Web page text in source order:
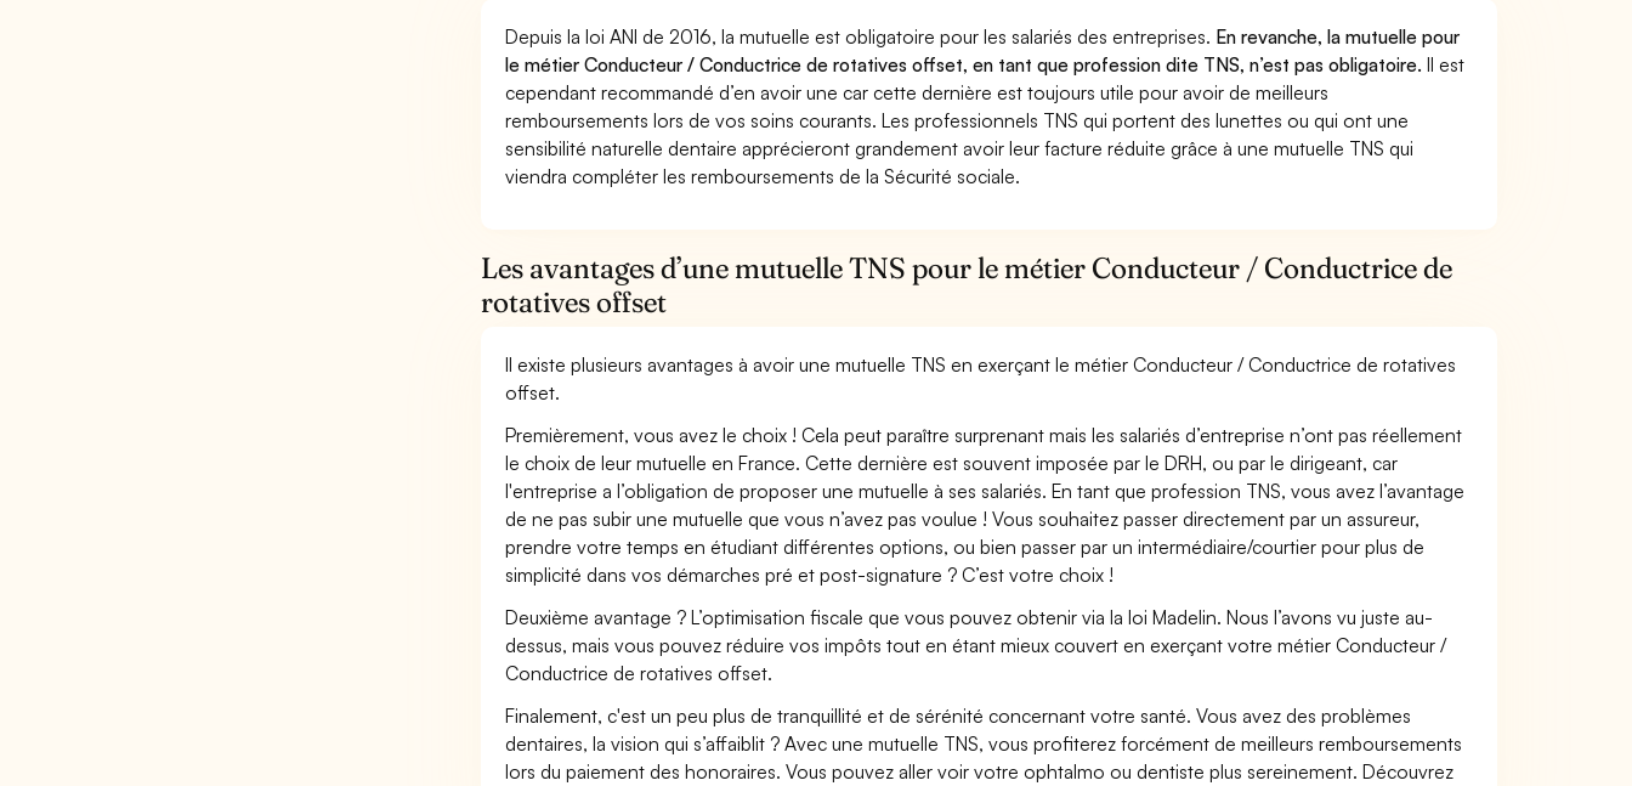
Depuis la loi ANI de 2016, la mutuelle est obligatoire pour les salariés des entreprises. En revanche, la mutuelle pour
le métier Conducteur / Conductrice de rotatives offset, en tant que profession dite TNS, n’est pas obligatoire.Il est
cependant recommandé d’en avoir une car cette dernière est toujours utile pour avoir de meilleurs
remboursements lors de vos soins courants. Les professionnels TNS qui portent des lunettes ou qui ont une
sensibilité naturelle dentaire apprécieront grandement avoir leur facture réduite grâce à une mutuelle TNS qui
viendra compléter les remboursements de la Sécurité sociale.
Les avantages d’une mutuelle TNS pour le métier Conducteur / Conductrice de
rotatives offset
Il existe plusieurs avantages à avoir une mutuelle TNS en exerçant le métier Conducteur / Conductrice de rotatives
offset.
Premièrement, vous avez le choix ! Cela peut paraître surprenant mais les salariés d’entreprise n’ont pas réellement
le choix de leur mutuelle en France. Cette dernière est souvent imposée par le DRH, ou par le dirigeant, car
l'entreprise a l’obligation de proposer une mutuelle à ses salariés. En tant que profession TNS, vous avez l’avantage
de ne pas subir une mutuelle que vous n’avez pas voulue ! Vous souhaitez passer directement par un assureur,
prendre votre temps en étudiant différentes options, ou bien passer par un intermédiaire/courtier pour plus de
simplicité dans vos démarches pré et post-signature ? C’est votre choix !
Deuxième avantage ? L’optimisation fiscale que vous pouvez obtenir via la loi Madelin. Nous l’avons vu juste au-
dessus, mais vous pouvez réduire vos impôts tout en étant mieux couvert en exerçant votre métier Conducteur /
Conductrice de rotatives offset.
Finalement, c'est un peu plus de tranquillité et de sérénité concernant votre santé. Vous avez des problèmes
dentaires, la vision qui s’affaiblit ? Avec une mutuelle TNS, vous profiterez forcément de meilleurs remboursements
lors du paiement des honoraires. Vous pouvez aller voir votre ophtalmo ou dentiste plus sereinement. Découvrez